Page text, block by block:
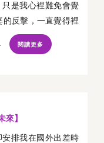
是我心裡難免會覺
反擊，一直覺得裡
閱讀更多
來】
排我在國外出差時